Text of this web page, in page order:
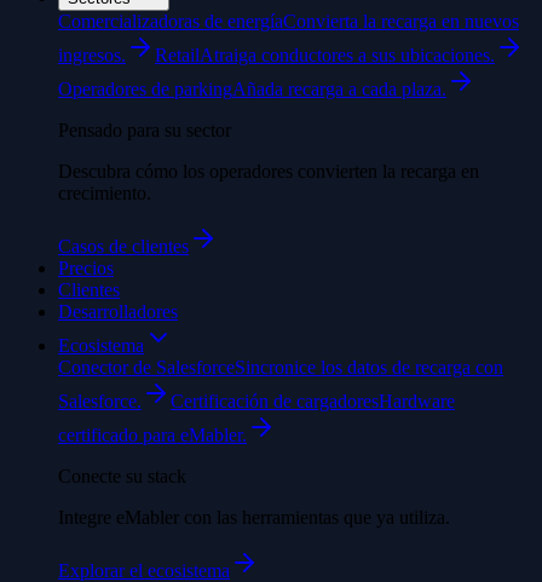
Comercializadoras de energíaConvierta la recarga en nuevos
ingresos.
RetailAtraiga conductores a sus ubicaciones.
Operadores de parkingAñada recarga a cada plaza.
Pensado para su sector
Descubra cómo los operadores convierten la recarga en
crecimiento.
Casos de clientes
Precios
Clientes
Desarrolladores
Ecosistema
Conector de SalesforceSincronice los datos de recarga con
Salesforce.
Certificación de cargadoresHardware
certificado para eMabler.
Conecte su stack
Integre eMabler con las herramientas que ya utiliza.
Explorar el ecosistema